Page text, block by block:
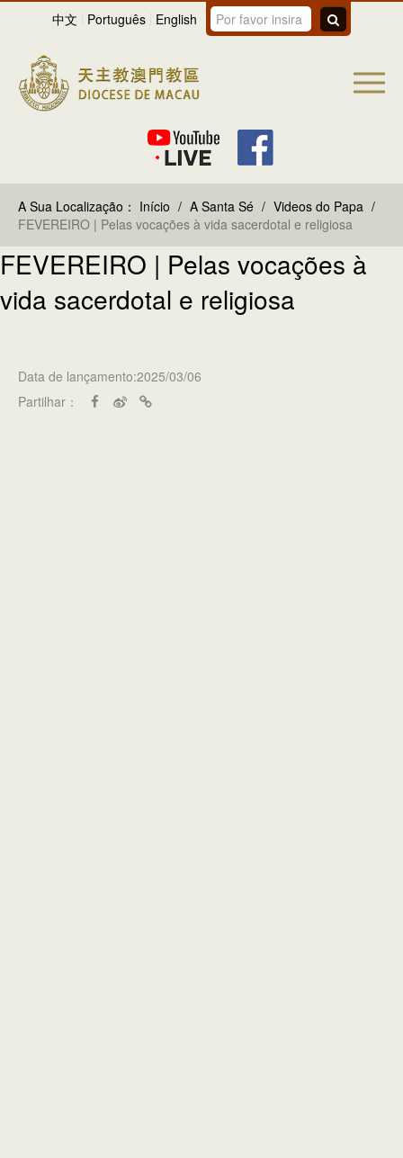
中文 Português English
A Sua Localização： Início / A Santa Sé / Videos do Papa /
FEVEREIRO | Pelas vocações à vida sacerdotal e religiosa
FEVEREIRO | Pelas vocações à
vida sacerdotal e religiosa
Data de lançamento:2025/03/06
Partilhar：